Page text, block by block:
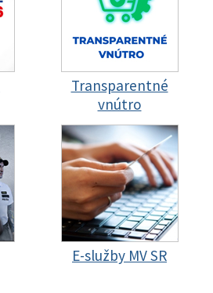
Transparentné
vnútro
E-služby MV SR